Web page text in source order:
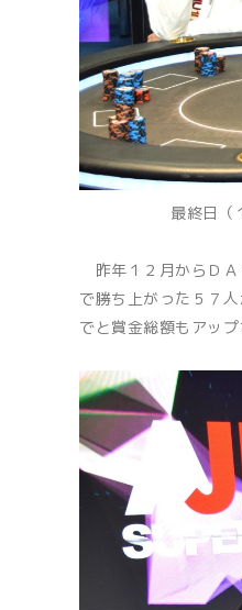
最終日（
昨年１２月からＤＡ
で勝ち上がった５７
でと賞金総額もアッ